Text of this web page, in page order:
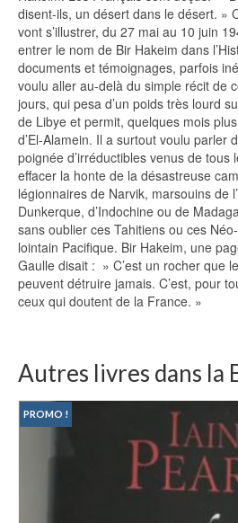
disent-ils, un désert dans le désert. »
vont s’illustrer, du 27 mai au 10 juin
entrer le nom de Bir Hakeim dans
documents et témoignages, parfois
voulu aller au-delà du simple récit de
jours, qui pesa d’un poids très lourd
de Libye et permit, quelques mois
d’El-Alamein. Il a surtout voulu parler
poignée d’irréductibles venus de
effacer la honte de la désastreuse
légionnaires de Narvik, marsouins de
Dunkerque, d’Indochine ou de
sans oublier ces Tahitiens ou ces
lointain Pacifique. Bir Hakeim, une
Gaulle disait : » C’est un rocher que
peuvent détruire jamais. C’est, pour
ceux qui doutent de la France. »
Autres livres dans la
PROMO !